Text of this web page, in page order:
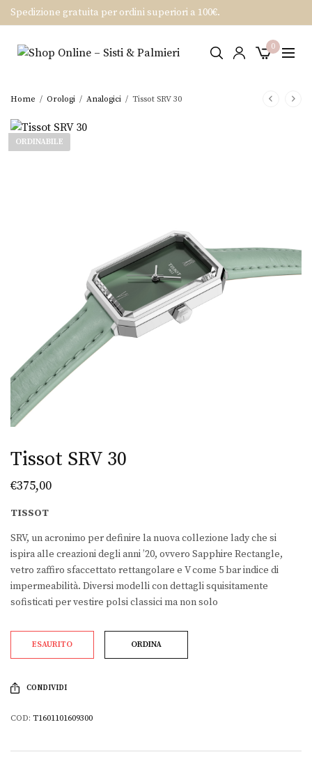
Spedizione gratuita per ordini superiori a 100€.
0
Home / Orologi / Analogici / Tissot SRV 30
ORDINABILE
Tissot SRV 30
€375,00
TISSOT
SRV, un acronimo per definire la nuova collezione lady che si
ispira alle creazioni degli anni ’20, ovvero Sapphire Rectangle,
vetro zaffiro sfaccettato rettangolare e V come 5 bar indice di
impermeabilità. Diversi modelli con dettagli squisitamente
sofisticati per vestire polsi classici ma non solo
ESAURITO ORDINA
CONDIVIDI
COD: T1601101609300